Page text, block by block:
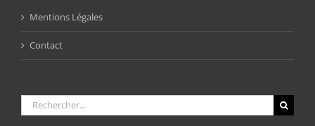
Mentions Légales
Contact
Rechercher: